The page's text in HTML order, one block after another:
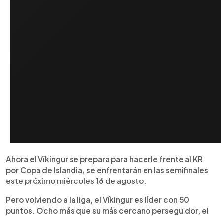
Ahora el Víkingur se prepara para hacerle frente al KR
por Copa de Islandia, se enfrentarán en las semifinales
este próximo miércoles 16 de agosto.
Pero volviendo a la liga, el Víkingur es líder con 50
puntos. Ocho más que su más cercano perseguidor, el